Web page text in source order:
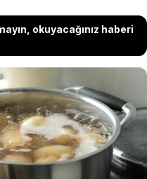
okuyacağınız haberi
oluşan köpüğün
gerekmediği
açıklandı! İşte